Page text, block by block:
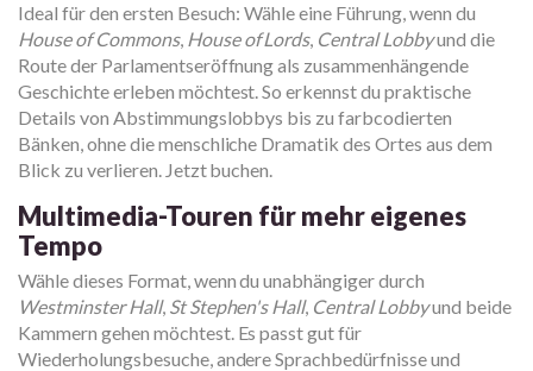
Ideal für den ersten Besuch: Wähle eine Führung, wenn du
House of Commons, House of Lords, Central Lobbyund die
Route der Parlamentseröffnung als zusammenhängende
Geschichte erleben möchtest. So erkennst du praktische
Details von Abstimmungslobbys bis zu farbcodierten
Bänken, ohne die menschliche Dramatik des Ortes aus dem
Blick zu verlieren. Jetzt buchen.
Multimedia-Touren für mehr eigenes
Tempo
Wähle dieses Format, wenn du unabhängiger durch
Westminster Hall, St Stephen's Hall, Central Lobbyund beide
Kammern gehen möchtest. Es passt gut für
Wiederholungsbesuche, andere Sprachbedürfnisse und